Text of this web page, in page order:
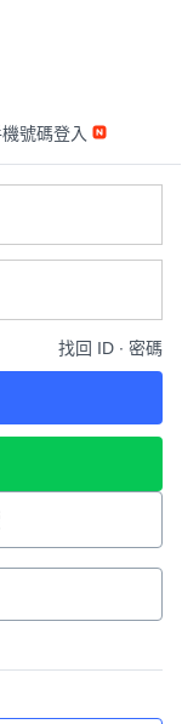
號碼登入
找回 ID ∙ 密碼